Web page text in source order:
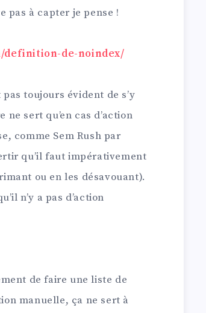
pas à capter je pense !
definition-de-noindex/
toujours évident de s’y
sert qu’en cas d’action
comme Sem Rush par
qu’il faut impérativement
ou en les désavouant).
n’y a pas d’action
de faire une liste de
manuelle, ça ne sert à